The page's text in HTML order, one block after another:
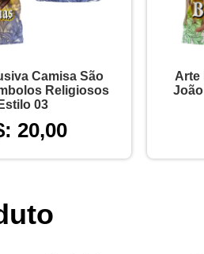
Camisa São
Religiosos
Estilo 03
20,00
Arte